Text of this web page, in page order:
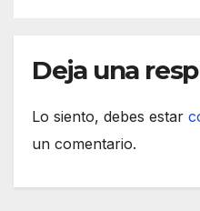
Deja una
Lo siento, debes estar
un comentario.